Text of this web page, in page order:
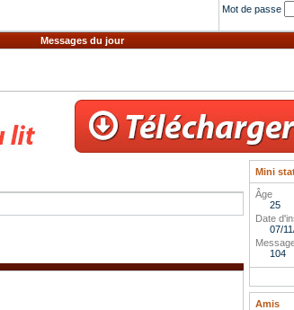
Mot de passe
Messages du jour
Mini
Âge
25
Date
07/
104
Amis